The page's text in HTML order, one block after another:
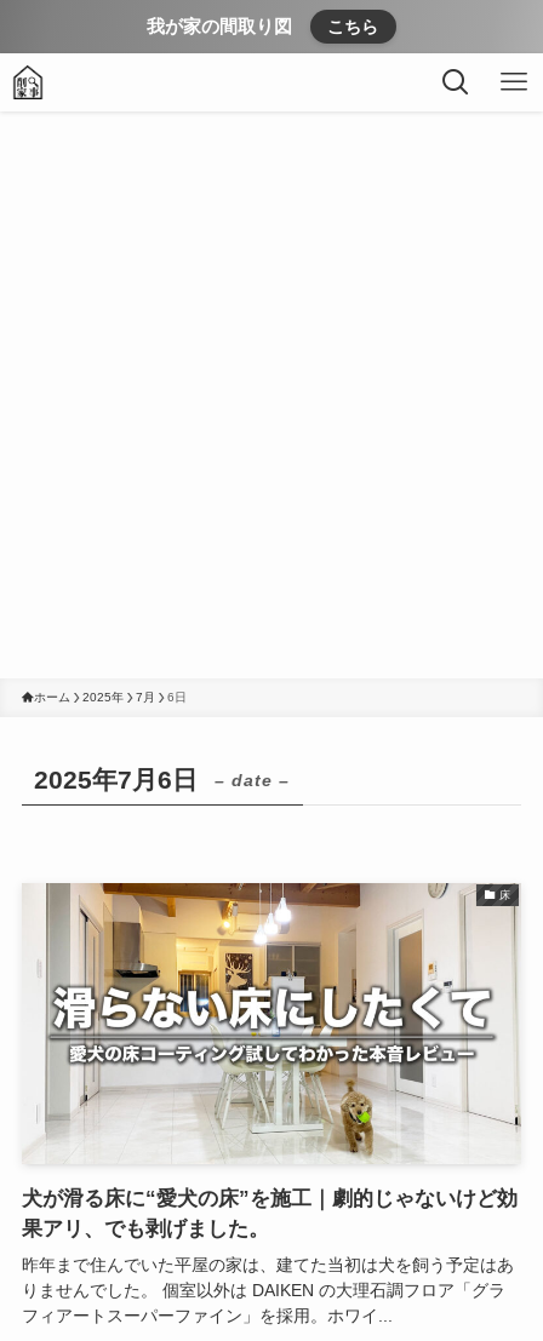
我が家の間取り図 こちら
ホーム 2025年 7月 6日
2025年7月6日 – date –
床
犬が滑る床に“愛犬の床”を施工｜劇的じゃないけど効
果アリ、でも剥げました。
昨年まで住んでいた平屋の家は、建てた当初は犬を飼う予定はあ
りませんでした。 個室以外は DAIKEN の大理石調フロア「グラ
フィアートスーパーファイン」を採用。ホワイ...